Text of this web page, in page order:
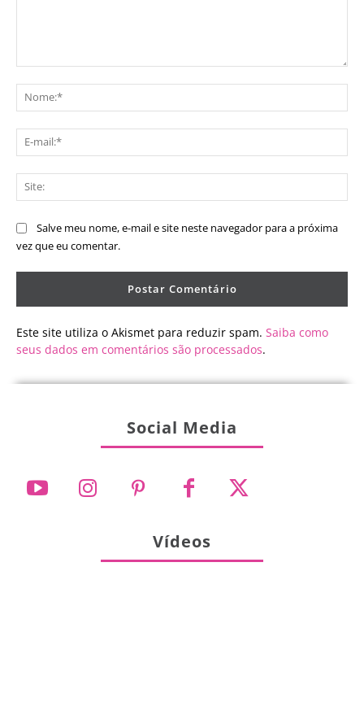
Salve meu nome, e-mail e site neste navegador para a próxima
vez que eu comentar.
Este site utiliza o Akismet para reduzir spam. Saiba como
seus dados em comentários são processados.
Social Media
Vídeos